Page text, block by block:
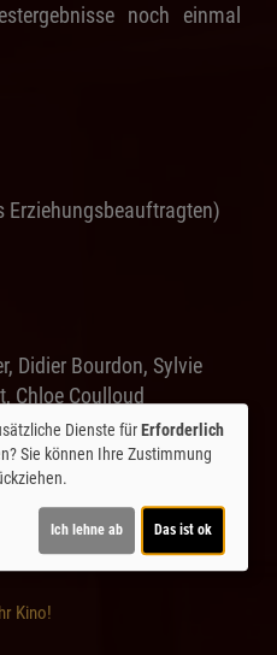
noch einmal
Erziehungsbeauftragten)
Didier Bourdon, Sylvie
Chloe Coulloud
Julien HerveKamera:
Bratescot
Verleih:Weltkino
Kino!
Dienste fürErforderlich
Sie können Ihre Zustimmung
Ich lehne ab Das ist ok